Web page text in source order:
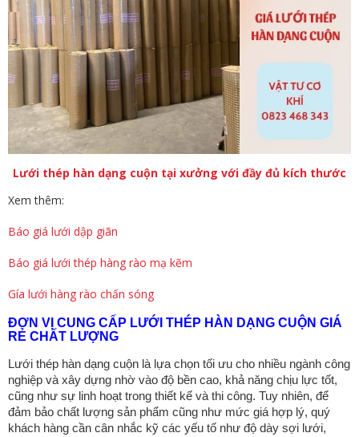
Lưới thép hàn dạng cuộn tại xưởng với đầy đủ kích thước
Xem thêm:
Báo giá lưới dập giãn
Báo giá lưới thép hàng rào mạ kẽm
Gía lưới hàng rào chấn sóng
ĐƠN VỊ CUNG CẤP LƯỚI THÉP HÀN DẠNG CUỘN GIÁ
RẺ CHẤT LƯỢNG
Lưới thép hàn dạng cuộn là lựa chọn tối ưu cho nhiều ngành công
nghiệp và xây dựng nhờ vào độ bền cao, khả năng chịu lực tốt,
cũng như sự linh hoạt trong thiết kế và thi công. Tuy nhiên, để
đảm bảo chất lượng sản phẩm cũng như mức giá hợp lý, quý
khách hàng cần cân nhắc kỹ các yếu tố như độ dày sợi lưới,